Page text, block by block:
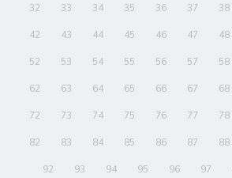
32 33 34 35 36 37 38
42 43 44 45 46 47 48
52 53 54 55 56 57 58
62 63 64 65 66 67 68
72 73 74 75 76 77 78
82 83 84 85 86 87 88
92 93 94 95 96 97